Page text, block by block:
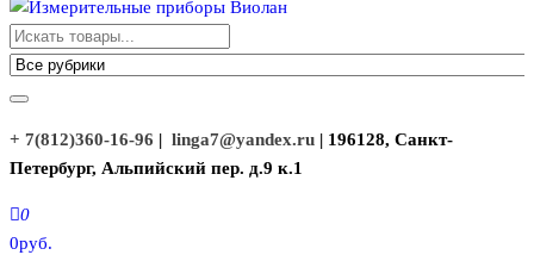
Измерительные приборы Виолан
+ 7(812)360-16-96 | linga7@yandex.ru | 196128, Санкт-
Петербург, Альпийский пер. д.9 к.1
0
0руб.